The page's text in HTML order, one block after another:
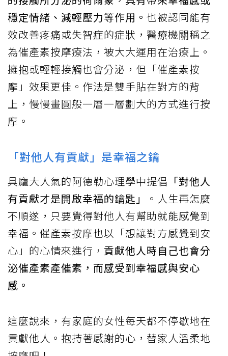
穩定情緒、減輕壓力等作用。 也被認同能有
效改善疼痛或失智症的症狀，醫療機關稱之
為催產素按摩療法，被大大運用在治療上。
擁抱或輕輕接觸也會分泌，但「催產素按
摩」效果更佳。作法是雙手貼在對方的背
上，慢慢畫圓般一層一層劃大的方式進行按
摩。
「對他人有貢獻」是幸福之鑰
具龐大人氣的阿德勒心理學中提倡 「對他人
有貢獻才是開啟幸福的鑰匙」
。人生再怎麼
不順遂，只要覺得對他人有幫助就能感覺到
幸福。催產素按摩也以「想讓對方感覺到安
心」的心情來進行， 貢獻他人時自己也會分
泌催產素產催素，而感受到幸福感與安心
感。
這麼說來，有家庭的女性每天都不停歇地在
貢獻他人。抱持著感謝的心，替家人溫柔地